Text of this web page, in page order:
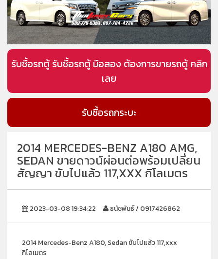
รับซื้อรถตู้ รับซื้อรถตู้ มือสอง ต้องการขายรถตู้ คลิก
เลย
รับซื้อรถกระบะ
2014 MERCEDES-BENZ A180 AMG,
SEDAN ขายดาวน์ผ่อนต่อพร้อมเปลี่ยน
สัญญา ขับไปแล้ว 117,XXX กิโลเมตร
2023-03-08 19:34:22 ธนัชพันธ์ / 0917426862
2014 Mercedes-Benz A180, Sedan ขับไปแล้ว 117,xxx
กิโลเมตร